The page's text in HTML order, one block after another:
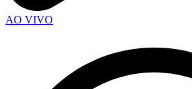
AO VIVO